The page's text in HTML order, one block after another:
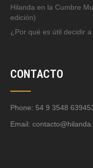
Hilanda en la Cumbre
edición)
¿Por qué es útil decidir
CONTACTO
Phone: 54 9 3548
Email: